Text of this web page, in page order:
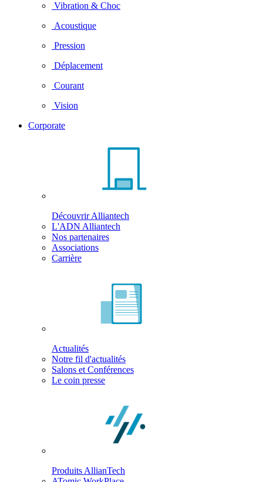
Vibration & Choc
Acoustique
Pression
Déplacement
Courant
Vision
Corporate
Découvrir Alliantech
L'ADN Alliantech
Nos partenaires
Associations
Carrière
Actualités
Notre fil d'actualités
Salons et Conférences
Le coin presse
Produits AllianTech